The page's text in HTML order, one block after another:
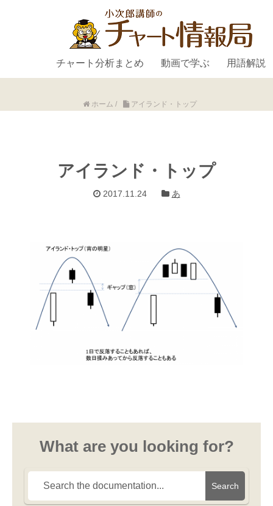
チャート分析まとめ 動画で学ぶ 用語解説
ホーム / アイランド・トップ
アイランド・トップ
2017.11.24 あ
What are you looking for?
Search